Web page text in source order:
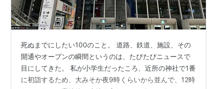
死ぬまでにしたい100のこと。 道路、鉄道、施設、その
開通やオープンの瞬間というのは、たびたびニュースで
目にしてきた。 私が小学生だったころ、近所の神社で1番
に初詣するため、大みそか夜9時くらいから並んで、12時